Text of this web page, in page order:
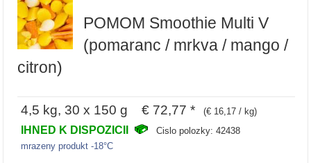
POMOM Smoothie Multi V
(pomaranc / mrkva / mango /
citron)
4,5 kg, 30 x 150 g € 72,77 * (€ 16,17 / kg)
IHNED K DISPOZICII
Cislo polozky: 42438
mrazeny produkt -18°C